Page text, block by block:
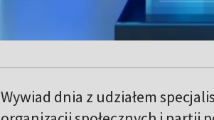
Wywiad dnia z udziałem